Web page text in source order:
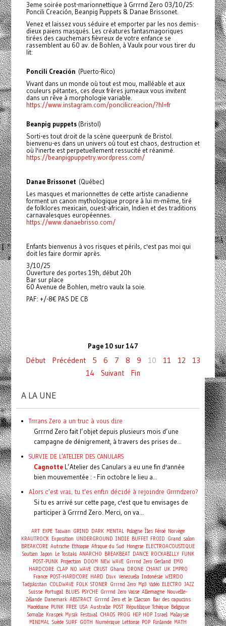
3eme soirée post-marionnettique à Grrrnd Zero 03/10/25:
Poncili Creación, Beanpig Puppets & Danae Brissonet.
Venez et laissez vous séduire et emporter par les nos demis-
dieux paiens masqués. Les créatures fantasmagoriques
tirées des cauchemars fièvreux de votre enfance se
rassemblent au 60 av. de Bohlen, à Vaulx pour vous tirer du
lit:
Poncili Creación (Puerto-Rico)
Vivant dans un monde où tout est mou, malléable et aux
couleurs pétantes, ces deux frères jumeaux vous invitent
dans un rêve à morphologie variable.
https://www.instagram.com/poncilicreacion/?hl=fr
Beanpig puppets (Bristol)
Sorti-es tout droit de la scène queerpunk de Bristol.
bienvenu-es dans un univers où tout est chaos, destruction et
où l'inerte est perpetuellement ressucité et réanimé.
https://beanpigpuppetry.wordpress.com/
Danae Brissonet (Québec)
Les masques et marionnettes de cette artiste canadienne
forment un canon mythologique propre à lui m-même, tiré
de folklores mexicain, ouest-africain, Indien et des traditions
carnavalesques européennes.
https://www.danaebrisso.com/
Enfants bienvenus à vos risques et périls, c'est pas moi qui
doit les faire dormir après.
3/10/25
Ouverture des portes 19h, début 20h
Bar sur place
60 Avenue de Bohlen, metro vaulx la soie.
PAF: +/-8€ PAS DE CB
Page 10 sur 147
Début Précédent 5 6 7 8 9 10 11 12
13
14
Suivant Fin
A LA UNE
Trrrans Zero a un truc à vous dire
Grrrnd Zero fait l’objet depuis plusieurs mois d’une
campagne de dénigrement, à travers des prises de...
SURVIE DE L'ATELIER DES CANULARS
CagnotteL’Atelier des Canulars a eu une fin d'année
bien mouvementée : - Fin octobre le lieu a...
Alors c'est vrai, tu t'es enfin décidé à rejoindre Grrrndzero?
Si tu es arrivé sur cette page, c'est que tu envisages de
participer à Grrrnd Zero. Merci, on va...
ART EXPE Taiwan GRIND DARK MENTAL Pologne Îles Féroé Norvège
KRAUTROCK Exposition UNDERGROUND INDIE BUFFET FROID Grand salon
BREAKCORE Autriche Ethiopie Afrique du Sud Hongrie ELECTROACOUSTIQUE
Soutien Japon Le Tostaki ANARCHO BREAKBEAT DANCE ROCKABILLY FUNK
POST-PUNK Projection DOOM NEW WAVE Grrrnd Zero Gerland EMO
HARDCORE CLAP NO WAVE CRUST Ghana DRONE CHANT UK IMPRO
France POST-HARDCORE HARD Divx Venezuela Indonésie WEIRDO
Tadjikistan COLDWAVE FOLK STONER Grrrnd Zero Mp3 Vidéo ELECTRO JAZZ
Suisse Portugal BLUES PSYCHE Grrrnd Zero Vaise Allemagne Nouvelle-
Zélande Danemark ABSTRACT Grrrnd Zero et le Clacson Bar des capucins
Macédoine PUNK FREE USA Australie POST République Tchèque Belgique
Somalie Kraspek Mysik Festival CHAOS PROG HIP HOP Israel Malaysie
MINIMAL Suède SURF GOTH Numérique Lettonie POP Finlande MATH